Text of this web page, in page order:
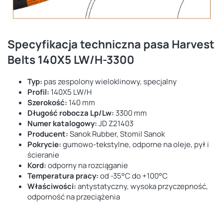
Specyfikacja techniczna pasa Harvest
Belts 140X5 LW/H-3300
Typ: pas zespolony wieloklinowy, specjalny
Profil: 140X5 LW/H
Szerokość: 140 mm
Długość robocza Lp/Lw: 3300 mm
Numer katalogowy:JD Z21403
Producent:Sanok Rubber, Stomil Sanok
Pokrycie:gumowo-tekstylne, odporne na oleje, pył i
ścieranie
Kord:odporny na rozciąganie
Temperatura pracy:od -35°C do +100°C
Właściwości:antystatyczny, wysoka przyczepność,
odporność na przeciążenia